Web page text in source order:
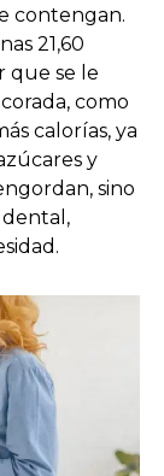
contengan.
21,60
que se le
como
calorías, ya
y
sino